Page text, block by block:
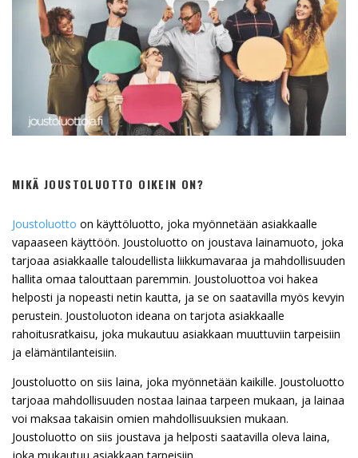
MIKÄ JOUSTOLUOTTO OIKEIN ON?
Joustoluotto on käyttöluotto, joka myönnetään asiakkaalle
vapaaseen käyttöön. Joustoluotto on joustava lainamuoto, joka
tarjoaa asiakkaalle taloudellista liikkumavaraa ja mahdollisuuden
hallita omaa talouttaan paremmin. Joustoluottoa voi hakea
helposti ja nopeasti netin kautta, ja se on saatavilla myös kevyin
perustein. Joustoluoton ideana on tarjota asiakkaalle
rahoitusratkaisu, joka mukautuu asiakkaan muuttuviin tarpeisiin
ja elämäntilanteisiin.
Joustoluotto on siis laina, joka myönnetään kaikille. Joustoluotto
tarjoaa mahdollisuuden nostaa lainaa tarpeen mukaan, ja lainaa
voi maksaa takaisin omien mahdollisuuksien mukaan.
Joustoluotto on siis joustava ja helposti saatavilla oleva laina,